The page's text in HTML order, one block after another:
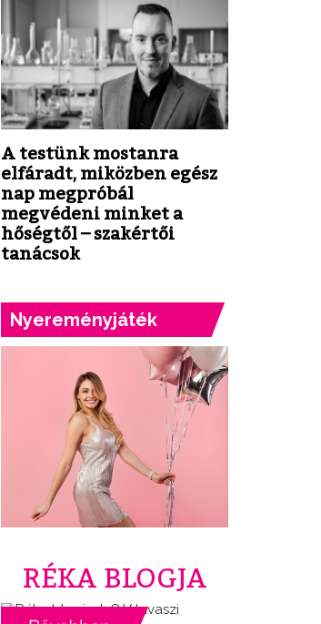
A testünk mostanra
elfáradt, miközben egész
nap megpróbál
megvédeni minket a
hőségtől – szakértői
tanácsok
Nyereményjáték
RÉKA BLOGJA